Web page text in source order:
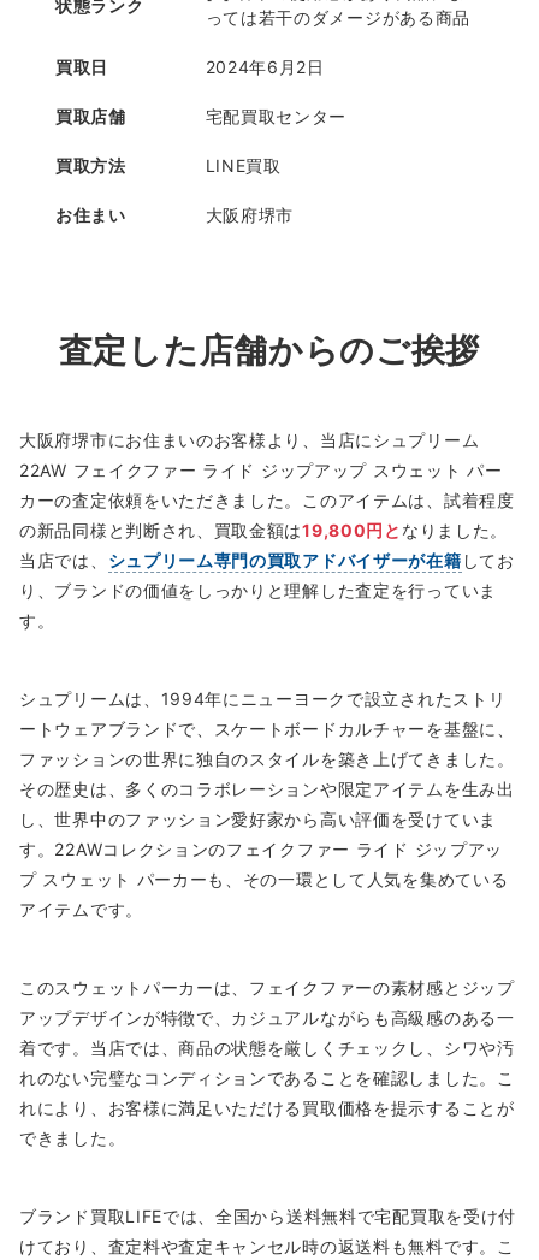
状態ランク
っては若干のダメージがある商品
買取日 2024年6月2日
買取店舗 宅配買取センター
買取方法 LINE買取
お住まい 大阪府堺市
査定した店舗からのご挨拶
大阪府堺市にお住まいのお客様より、当店にシュプリーム
22AW フェイクファー ライド ジップアップ スウェット パー
カーの査定依頼をいただきました。このアイテムは、試着程度
の新品同様と判断され、買取金額は19,800円と なりました。
当店では、 シュプリーム専門の買取アドバイザーが在籍 してお
り、ブランドの価値をしっかりと理解した査定を行っていま
す。
シュプリームは、1994年にニューヨークで設立されたストリ
ートウェアブランドで、スケートボードカルチャーを基盤に、
ファッションの世界に独自のスタイルを築き上げてきました。
その歴史は、多くのコラボレーションや限定アイテムを生み出
し、世界中のファッション愛好家から高い評価を受けていま
す。22AWコレクションのフェイクファー ライド ジップアッ
プ スウェット パーカーも、その一環として人気を集めている
アイテムです。
このスウェットパーカーは、フェイクファーの素材感とジップ
アップデザインが特徴で、カジュアルながらも高級感のある一
着です。当店では、商品の状態を厳しくチェックし、シワや汚
れのない完璧なコンディションであることを確認しました。こ
れにより、お客様に満足いただける買取価格を提示することが
できました。
ブランド買取LIFEでは、全国から送料無料で宅配買取を受け付
けており、査定料や査定キャンセル時の返送料も無料です。こ